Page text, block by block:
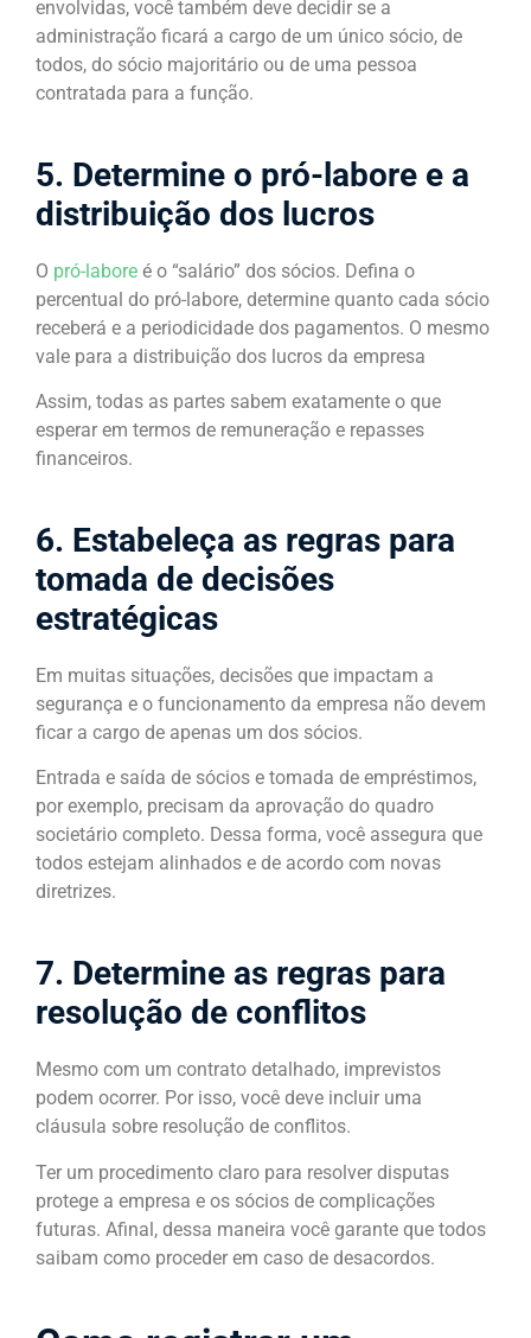
envolvidas, você também deve decidir se a
administração ficará a cargo de um único sócio, de
todos, do sócio majoritário ou de uma pessoa
contratada para a função.
5. Determine o pró-labore e a
distribuição dos lucros
O pró-labore é o “salário” dos sócios. Defina o
percentual do pró-labore, determine quanto cada sócio
receberá e a periodicidade dos pagamentos. O mesmo
vale para a distribuição dos lucros da empresa
Assim, todas as partes sabem exatamente o que
esperar em termos de remuneração e repasses
financeiros.
6. Estabeleça as regras para
tomada de decisões
estratégicas
Em muitas situações, decisões que impactam a
segurança e o funcionamento da empresa não devem
ficar a cargo de apenas um dos sócios.
Entrada e saída de sócios e tomada de empréstimos,
por exemplo, precisam da aprovação do quadro
societário completo. Dessa forma, você assegura que
todos estejam alinhados e de acordo com novas
diretrizes.
7. Determine as regras para
resolução de conflitos
Mesmo com um contrato detalhado, imprevistos
podem ocorrer. Por isso, você deve incluir uma
cláusula sobre resolução de conflitos.
Ter um procedimento claro para resolver disputas
protege a empresa e os sócios de complicações
futuras. Afinal, dessa maneira você garante que todos
saibam como proceder em caso de desacordos.